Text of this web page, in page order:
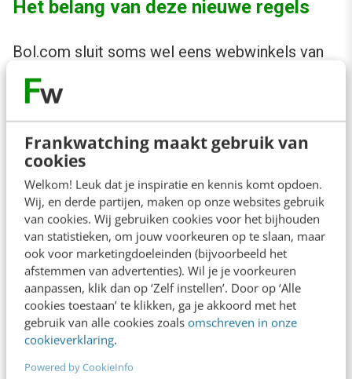
Frankwatching maakt gebruik van
cookies
Welkom! Leuk dat je inspiratie en kennis komt opdoen.
Wij, en derde partijen, maken op onze websites gebruik
van cookies. Wij gebruiken cookies voor het bijhouden
van statistieken, om jouw voorkeuren op te slaan, maar
ook voor marketingdoeleinden (bijvoorbeeld het
afstemmen van advertenties). Wil je je voorkeuren
aanpassen, klik dan op ‘Zelf instellen’. Door op ‘Alle
cookies toestaan’ te klikken, ga je akkoord met het
gebruik van alle cookies zoals omschreven in onze
cookieverklaring.
Powered by CookieInfo
Het belang van deze nieuwe regels
Bol.com sluit soms wel eens webwinkels van
derden op hun eigen platform, omdat er te lang
al niets verkocht zou zijn. Lijkt op het eerste
gezicht geen gekke regeling. Maar als deze
verkoper producten verkoopt die bol.com ook
zelf verkoopt of waarbij er meerdere
verkopers zijn, dan is het misschien weer niet
zo gek dat er weinig bij anderen verkocht
wordt. Bol.com zet zichzelf dan steeds
bovenaan.
Door deze nieuwe regels wordt in elk geval
transparanter dat bol.com zichzelf steeds
voorrang geeft op andere verkopers, ook als